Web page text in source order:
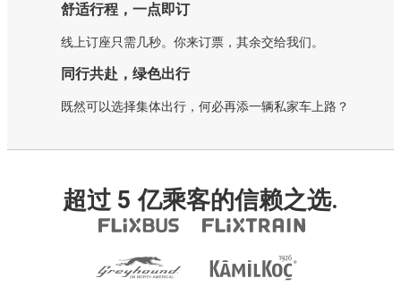
舒适行程，一点即订
线上订座只需几秒。你来订票，其余交给我们。
同行共赴，绿色出行
既然可以选择集体出行，何必再添一辆私家车上路？
超过 5 亿乘客的信赖之选.